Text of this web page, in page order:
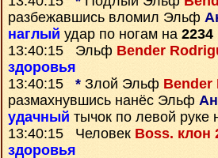
разбежавшись вломил Эльф
наглый удар по ногам на 2234
13:40:15 Эльф Bender
здоровья
13:40:15 * Злой Эльф Bender
размахнувшись нанёс Эльф
удачный тычок по левой руке
13:40:15 Человек Boss. клон
здоровья